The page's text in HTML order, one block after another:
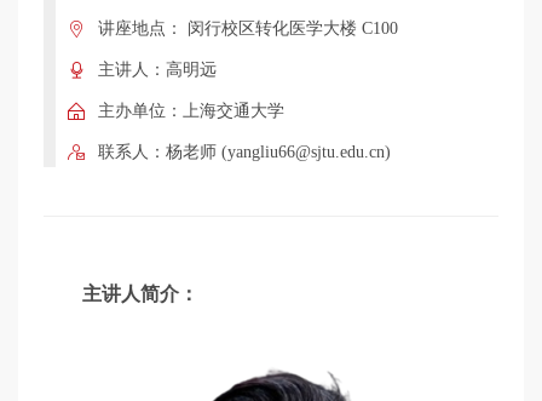
讲
讲座地点： 闵行校区转化医学大楼 C100
主讲人：高明远
主办单位：上海交通大学
联系人：杨老师 (yangliu66@sjtu.edu.cn)
主讲人简介：